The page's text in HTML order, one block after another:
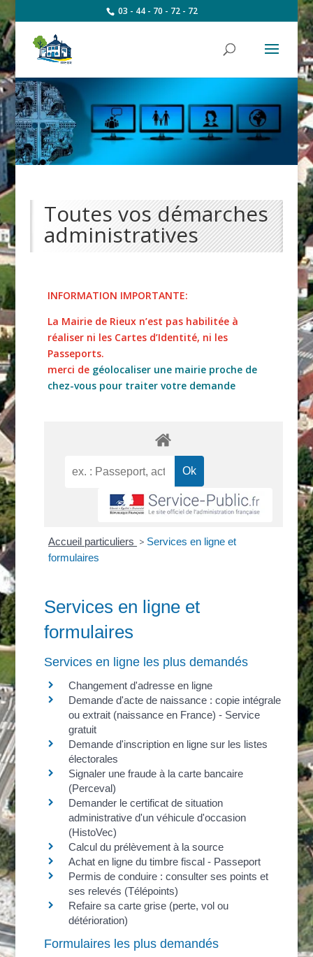
03 - 44 - 70 - 72 - 72
Toutes vos démarches
administratives
INFORMATION IMPORTANTE:
La Mairie de Rieux n’est pas habilitée à
réaliser ni les Cartes d’Identité, ni les
Passeports.
merci de géolocaliser une mairie proche de
chez-vous pour traiter votre demande
Accueil particuliers > Services en ligne et
formulaires
Services en ligne et
formulaires
Services en ligne les plus demandés
Changement d'adresse en ligne
Demande d'acte de naissance : copie intégrale
ou extrait (naissance en France) - Service
gratuit
Demande d'inscription en ligne sur les listes
électorales
Signaler une fraude à la carte bancaire
(Perceval)
Demander le certificat de situation
administrative d'un véhicule d'occasion
(HistoVec)
Calcul du prélèvement à la source
Achat en ligne du timbre fiscal - Passeport
Permis de conduire : consulter ses points et
ses relevés (Télépoints)
Refaire sa carte grise (perte, vol ou
détérioration)
Formulaires les plus demandés